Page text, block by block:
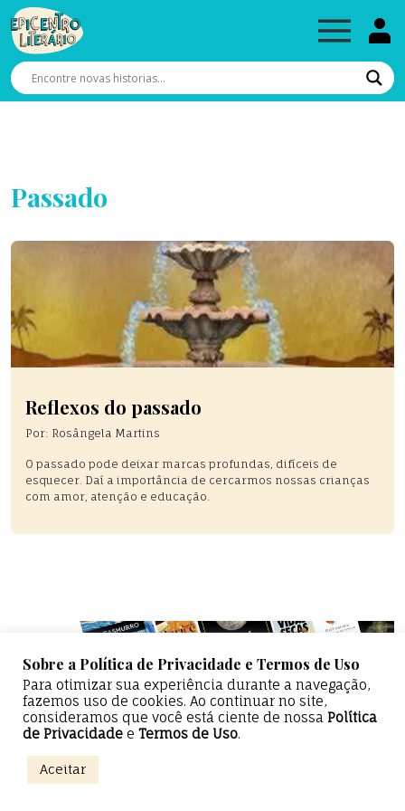
Passado
Reflexos do passado
Por: Rosângela Martins
O passado pode deixar marcas profundas, difíceis de
esquecer. Daí a importância de cercarmos nossas crianças
com amor, atenção e educação.
Epicentro Literário — Todos os direitos reservados
Sobre a Política de Privacidade e Termos de Uso
Para otimizar sua experiência durante a navegação,
fazemos uso de cookies. Ao continuar no site,
consideramos que você está ciente de nossa Política
de Privacidade e Termos de Uso.
Aceitar